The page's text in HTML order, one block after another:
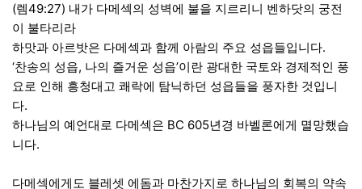
(렘49:27) 내가 다메섹의 성벽에 불을 지르리니 벤하닷의 궁전
이 불타리라
하맛과 아르밧은 다메섹과 함께 아람의 주요 성읍들입니다.
‘찬송의 성읍, 나의 즐거운 성읍’이란 광대한 국토와 경제적인 풍
요로 인해 흥청대고 쾌락에 탐닉하던 성읍들을 풍자한 것입니
다.
하나님의 예언대로 다메섹은 BC 605년경 바벨론에게 멸망했습
니다.
다메섹에게도 블레셋 에돔과 마찬가지로 하나님의 회복의 약속